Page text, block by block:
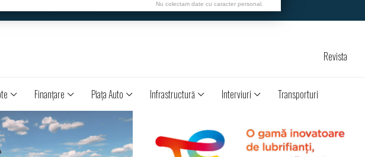
Revista
Finanţare Piaţa Auto Infrastructură Interviuri Transporturi
Nu colectam date cu caracter personal.